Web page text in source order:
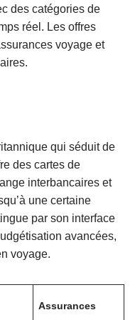
des catégories de
réel. Les offres
voyage et
qui séduit de
des cartes de
interbancaires et
une certaine
par son interface
avancées,
voyage.
Assurances